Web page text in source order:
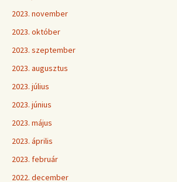
2023. november
2023. október
2023. szeptember
2023. augusztus
2023. július
2023. június
2023. május
2023. április
2023. február
2022. december